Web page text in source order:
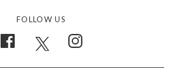
FOLLOW US